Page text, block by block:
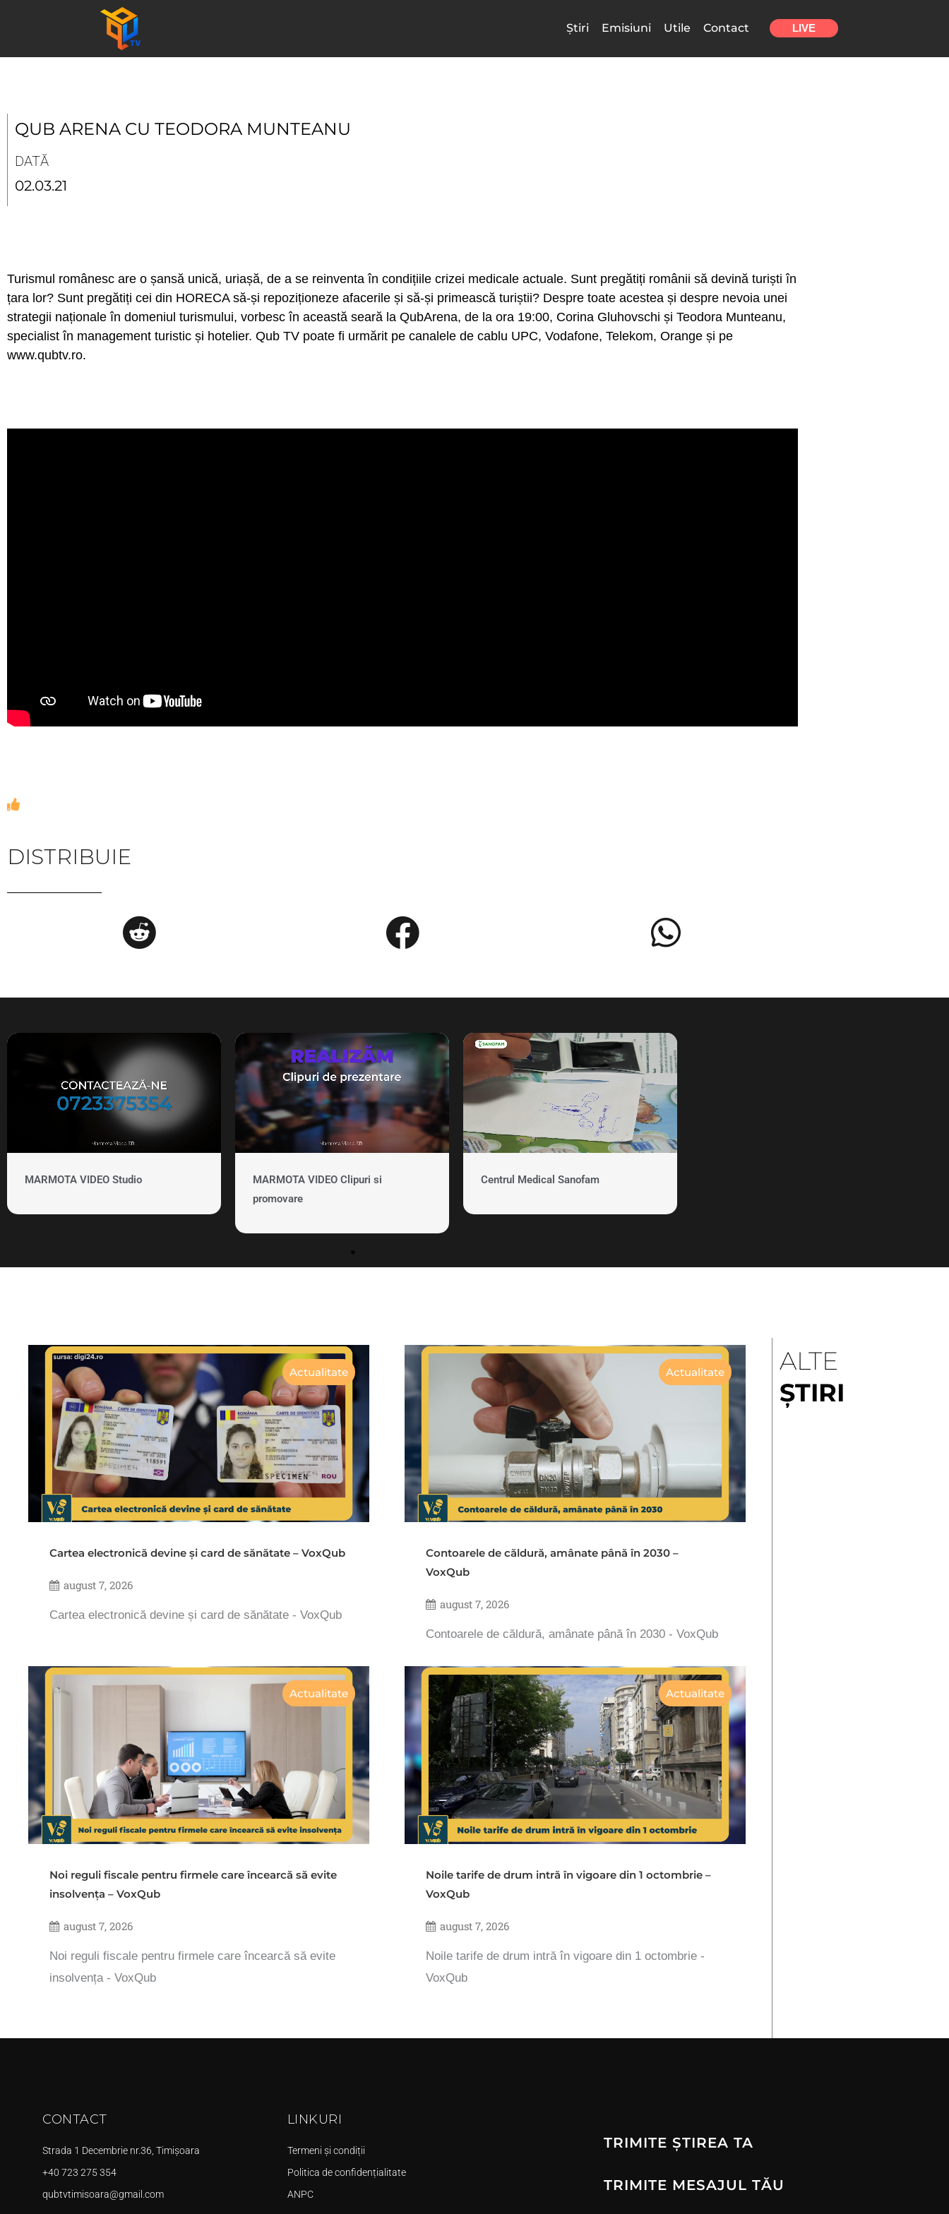
Știri Emisiuni Utile Contact LIVE
QUB ARENA CU TEODORA MUNTEANU
DATĂ
02.03.21
Turismul românesc are o șansă unică, uriașă, de a se reinventa în condițiile crizei medicale actuale. Sunt pregătiți românii să devină turiști în
țara lor? Sunt pregătiți cei din HORECA să-și repoziționeze afacerile și să-și primească turiștii? Despre toate acestea și despre nevoia unei
strategii naționale în domeniul turismului, vorbesc în această seară la QubArena, de la ora 19:00, Corina Gluhovschi și Teodora Munteanu,
specialist în management turistic și hotelier. Qub TV poate fi urmărit pe canalele de cablu UPC, Vodafone, Telekom, Orange și pe
www.qubtv.ro.
DISTRIBUIE
MARMOTA VIDEO Studio
MARMOTA VIDEO Clipuri si
promovare
Centrul Medical Sanofam
Actualitate
Cartea electronică devine și card de sănătate – VoxQub
august 7, 2026
Cartea electronică devine și card de sănătate - VoxQub
Actualitate
Contoarele de căldură, amânate până în 2030 –
VoxQub
august 7, 2026
Contoarele de căldură, amânate până în 2030 - VoxQub
Actualitate
Noi reguli fiscale pentru firmele care încearcă să evite
insolvența – VoxQub
august 7, 2026
Noi reguli fiscale pentru firmele care încearcă să evite
insolvența - VoxQub
Actualitate
Noile tarife de drum intră în vigoare din 1 octombrie –
VoxQub
august 7, 2026
Noile tarife de drum intră în vigoare din 1 octombrie -
VoxQub
ALTE
ȘTIRI
CONTACT
Strada 1 Decembrie nr.36, Timișoara
+40 723 275 354
qubtvtimisoara@gmail.com
LINKURI
Termeni și condiții
Politica de confidențialitate
ANPC
TRIMITE ȘTIREA TA
TRIMITE MESAJUL TĂU